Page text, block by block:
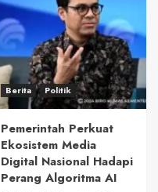
Berita Politik
Pemerintah Perkuat
Ekosistem Media
Digital Nasional Hadapi
Perang Algoritma AI